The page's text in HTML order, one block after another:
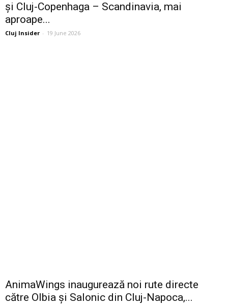
și Cluj-Copenhaga – Scandinavia, mai
aproape...
Cluj Insider - 19 June 2026
AnimaWings inaugurează noi rute directe
către Olbia și Salonic din Cluj-Napoca,...